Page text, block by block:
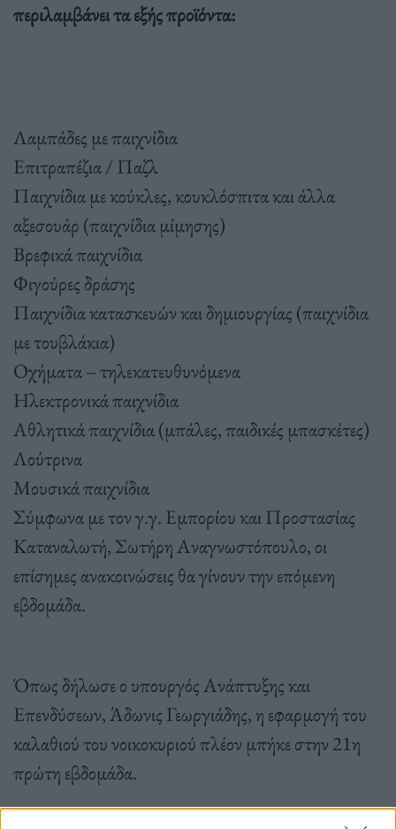
περιλαμβάνει τα εξής προϊόντα:
Λαμπάδες με παιχνίδια
Επιτραπέζια / Παζλ
Παιχνίδια με κούκλες, κουκλόσπιτα και άλλα
αξεσουάρ (παιχνίδια μίμησης)
Βρεφικά παιχνίδια
Φιγούρες δράσης
Παιχνίδια κατασκευών και δημιουργίας (παιχνίδια
με τουβλάκια)
Οχήματα – τηλεκατευθυνόμενα
Ηλεκτρονικά παιχνίδια
Αθλητικά παιχνίδια (μπάλες, παιδικές μπασκέτες)
Λούτρινα
Μουσικά παιχνίδια
Σύμφωνα με τον γ.γ. Εμπορίου και Προστασίας
Καταναλωτή, Σωτήρη Αναγνωστόπουλο, οι
επίσημες ανακοινώσεις θα γίνουν την επόμενη
εβδομάδα.
Όπως δήλωσε ο υπουργός Ανάπτυξης και
Επενδύσεων, Άδωνις Γεωργιάδης, η εφαρμογή του
καλαθιού του νοικοκυριού πλέον μπήκε στην 21η
πρώτη εβδομάδα.